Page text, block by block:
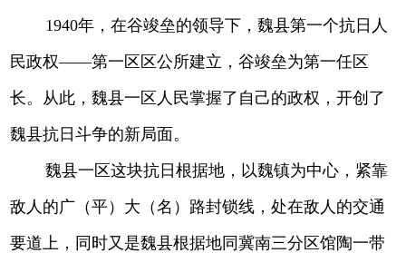
1940年，在谷竣垒的领导下，魏县第一个抗日人
民政权——第一区区公所建立，谷竣垒为第一任区
长。从此，魏县一区人民掌握了自己的政权，开创了
魏县抗日斗争的新局面。
魏县一区这块抗日根据地，以魏镇为中心，紧靠
敌人的广（平）大（名）路封锁线，处在敌人的交通
要道上，同时又是魏县根据地同冀南三分区馆陶一带